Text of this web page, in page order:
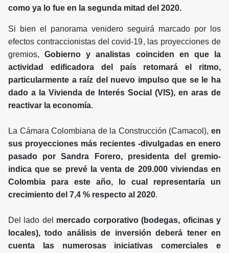
como ya lo fue en la segunda mitad del 2020.
Si bien el panorama venidero seguirá marcado por los
efectos contraccionistas del covid-19, las proyecciones de
gremios,Gobierno y analistas coinciden en que la
actividad edificadora del país retomará el ritmo,
particularmente a raíz del nuevo impulso que se le ha
dado a la Vivienda de Interés Social (VIS), en aras de
reactivar la economía.
La Cámara Colombiana de la Construcción (Camacol), en
sus proyecciones más recientes -divulgadas en enero
pasado por Sandra Forero, presidenta del gremio-
indica que se prevé la venta de 209.000 viviendas en
Colombia para este año, lo cual representaría un
crecimiento del 7,4 % respecto al 2020.
Del lado del mercado corporativo (bodegas, oficinas y
locales), todo análisis de inversión deberá tener en
cuenta las numerosas iniciativas comerciales e